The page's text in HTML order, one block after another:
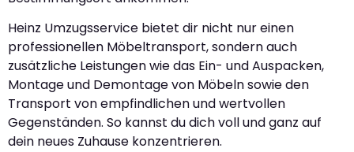
Heinz Umzugsservice bietet dir nicht nur einen
professionellen Möbeltransport, sondern auch
zusätzliche Leistungen wie das Ein- und Auspacken,
Montage und Demontage von Möbeln sowie den
Transport von empfindlichen und wertvollen
Gegenständen. So kannst du dich voll und ganz auf
dein neues Zuhause konzentrieren.